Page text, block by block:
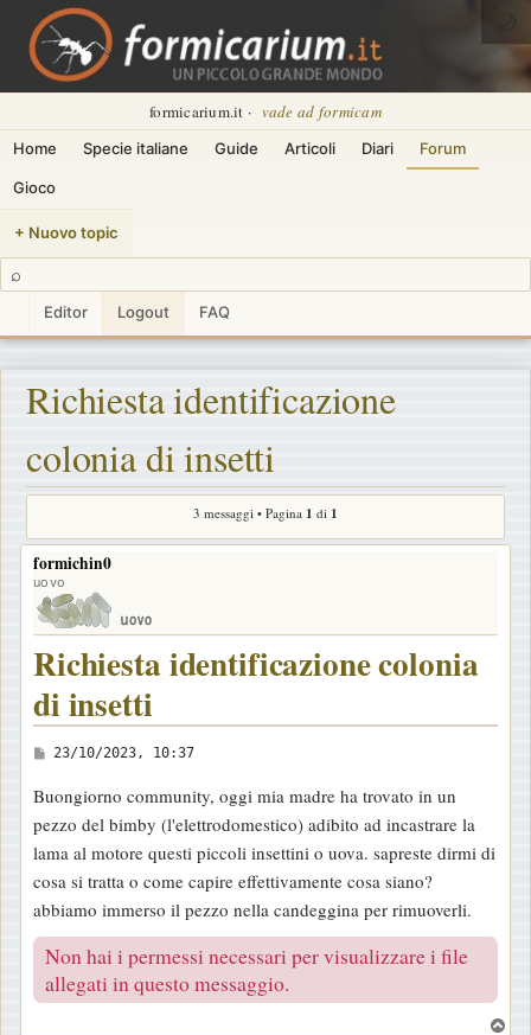
formicarium.it · vade ad formicam
Home Specie italiane Guide Articoli Diari Forum
Gioco
+ Nuovo topic
⌕
Editor Logout FAQ
🌙
Richiesta identificazione
colonia di insetti
3 messaggi • Pagina 1 di 1
formichin0
uovo
Richiesta identificazione colonia
di insetti
M
s
s
a
g
g
i
o
23/10/2023, 10:37
Buongiorno community, oggi mia madre ha trovato in un
pezzo del bimby (l'elettrodomestico) adibito ad incastrare la
lama al motore questi piccoli insettini o uova. sapreste dirmi di
cosa si tratta o come capire effettivamente cosa siano?
abbiamo immerso il pezzo nella candeggina per rimuoverli.
Non hai i permessi necessari per visualizzare i file
allegati in questo messaggio.